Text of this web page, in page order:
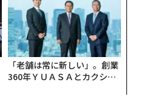
「老舗は常に新しい」。創業
360年ＹＵＡＳＡとカクシン